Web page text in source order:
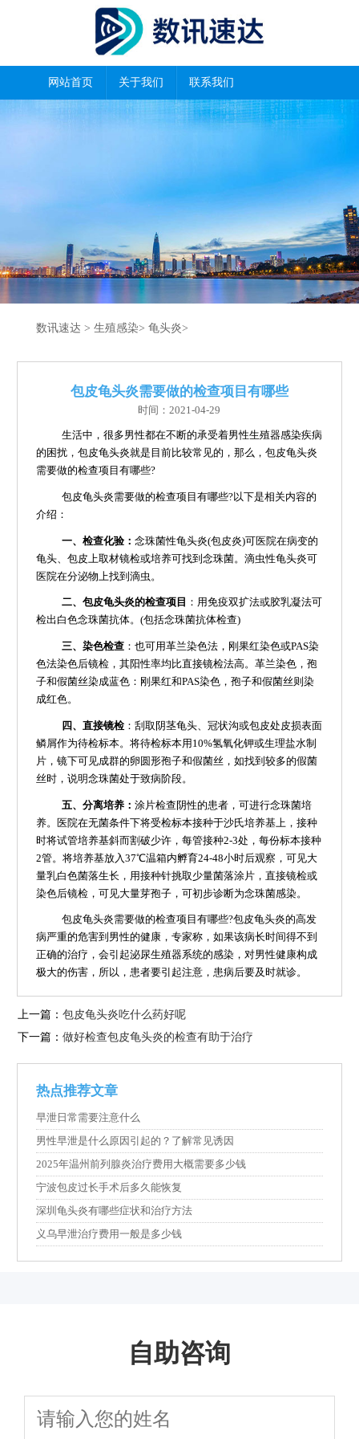
网站首页 关于我们 联系我们
数讯速达 > 生殖感染> 龟头炎>
包皮龟头炎需要做的检查项目有哪些
时间：2021-04-29
生活中，很多男性都在不断的承受着男性生殖器感染疾病
的困扰，包皮龟头炎就是目前比较常见的，那么，包皮龟头炎
需要做的检查项目有哪些?
包皮龟头炎需要做的检查项目有哪些?以下是相关内容的
介绍：
一、检查化验： 念珠菌性龟头炎(包皮炎)可医院在病变的
龟头、包皮上取材镜检或培养可找到念珠菌。滴虫性龟头炎可
医院在分泌物上找到滴虫。
二、包皮龟头炎的检查项目 ：用免疫双扩法或胶乳凝法可
检出白色念珠菌抗体。(包括念珠菌抗体检查)
三、染色检查：也可用革兰染色法，刚果红染色或PAS染
色法染色后镜检，其阳性率均比直接镜检法高。革兰染色，孢
子和假菌丝染成蓝色：刚果红和PAS染色，孢子和假菌丝则染
成红色。
四、直接镜检：刮取阴茎龟头、冠状沟或包皮处皮损表面
鳞屑作为待检标本。将待检标本用10%氢氧化钾或生理盐水制
片，镜下可见成群的卵圆形孢子和假菌丝，如找到较多的假菌
丝时，说明念珠菌处于致病阶段。
五、分离培养： 涂片检查阴性的患者，可进行念珠菌培
养。医院在无菌条件下将受检标本接种于沙氏培养基上，接种
时将试管培养基斜而割破少许，每管接种2-3处，每份标本接种
2管。将培养基放入37℃温箱内孵育24-48小时后观察，可见大
量乳白色菌落生长，用接种针挑取少量菌落涂片，直接镜检或
染色后镜检，可见大量芽孢子，可初步诊断为念珠菌感染。
包皮龟头炎需要做的检查项目有哪些?包皮龟头炎的高发
病严重的危害到男性的健康，专家称，如果该病长时间得不到
正确的治疗，会引起泌尿生殖器系统的感染，对男性健康构成
极大的伤害，所以，患者要引起注意，患病后要及时就诊。
上一篇：包皮龟头炎吃什么药好呢
下一篇：做好检查包皮龟头炎的检查有助于治疗
热点推荐文章
早泄日常需要注意什么
男性早泄是什么原因引起的？了解常见诱因
2025年温州前列腺炎治疗费用大概需要多少钱
宁波包皮过长手术后多久能恢复
深圳龟头炎有哪些症状和治疗方法
义乌早泄治疗费用一般是多少钱
自助咨询